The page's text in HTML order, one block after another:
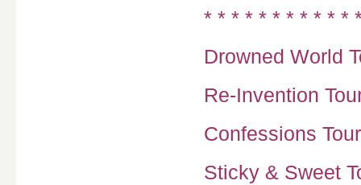
* * * * * * * * * * *
Drowned World
Re-Invention
Confessions
Sticky & Sweet